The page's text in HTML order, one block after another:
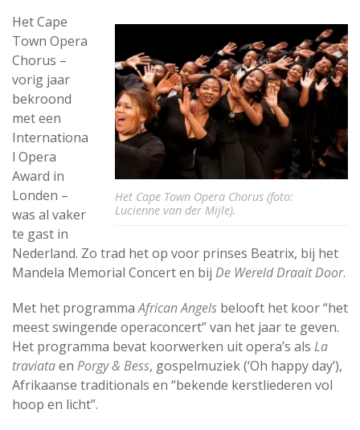
Het Cape Town Opera Chorus (foto:
Lucienne van der Mijle).
Het Cape
Town Opera
Chorus –
vorig jaar
bekroond
met een
Internationa
l Opera
Award in
Londen –
was al vaker
te gast in
Nederland. Zo trad het op voor prinses Beatrix, bij het
Mandela Memorial Concert en bij De Wereld Draait Door.
Met het programmaAfrican Angels belooft het koor “het
meest swingende operaconcert” van het jaar te geven.
Het programma bevat koorwerken uit opera’s als La
traviataen Porgy & Bess, gospelmuziek (‘Oh happy day’),
Afrikaanse traditionals en “bekende kerstliederen vol
hoop en licht”.